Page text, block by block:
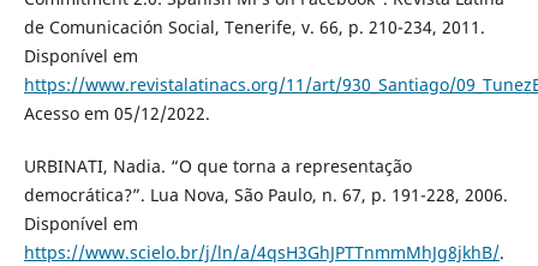
de Comunicación Social, Tenerife, v. 66, p. 210-234, 2011.
Disponível em
https://www.revistalatinacs.org/11/art/930_Santiago/
Acesso em 05/12/2022.
URBINATI, Nadia. “O que torna a representação
democrática?”. Lua Nova, São Paulo, n. 67, p. 191-228, 2006.
Disponível em
https://www.scielo.br/j/ln/a/4qsH3GhJPTTnmmMhJg8jkhB/.